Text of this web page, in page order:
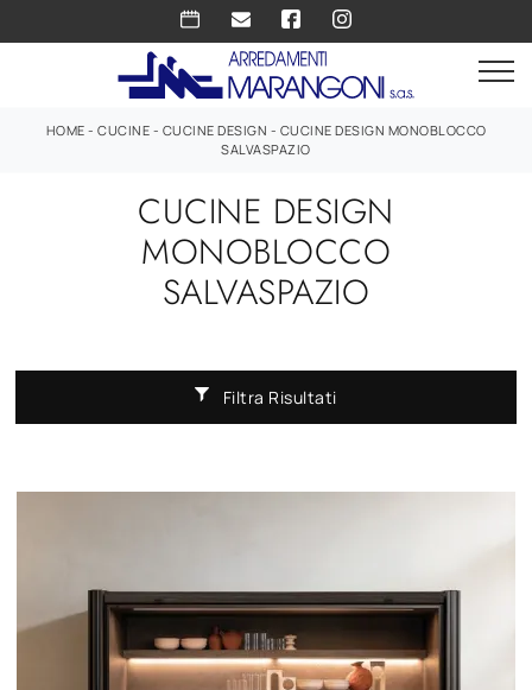
HOME - CUCINE - CUCINE DESIGN - CUCINE DESIGN MONOBLOCCO
SALVASPAZIO
CUCINE DESIGN
MONOBLOCCO
SALVASPAZIO
Filtra Risultati